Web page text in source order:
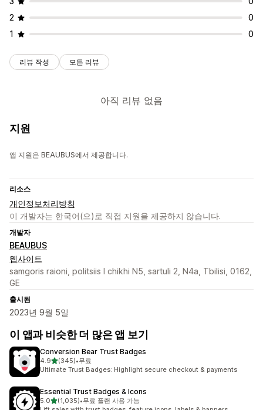
2
0
1
0
리뷰 작성 모든 리뷰
아직 리뷰 없음
지원
앱 지원은 BEAUBUS에서 제공합니다.
리소스
개인정보처리방침
이 개발자는 한국어(으)로 직접 지원을 제공하지 않습니다.
개발자
BEAUBUS
웹사이트
samgoris raioni, politsiis I chikhi N5, sartuli 2, N4a, Tbilisi, 0162,
GE
출시됨
2023년 9월 5일
이 앱과 비슷한 더 많은 앱 보기
Conversion Bear Trust Badges
4.9별 5개 중
(345)
총 리뷰 345개
•무료
Ultimate Trust Badges: Highlight secure checkout & payments
Essential Trust Badges & Icons
5.0별 5개 중
(1,035)
총 리뷰 1035개
•무료 플랜 사용 가능